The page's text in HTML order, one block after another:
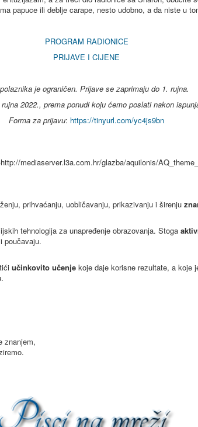
papuce ili deblje carape, nesto udobno, a da niste u
PROGRAM RADIONICE
PRIJAVE I CIJENE
je ograničen. Prijave se zaprimaju do 1. rujna.
2022., prema ponudi koju ćemo poslati nakon
Forma za prijavu: https://tinyurl.com/yc4js9bn
mediaserver.l3a.com.hr/glazba/aquilonis/
prihvaćanju, uobličavanju, prikazivanju i širenju
tehnologija za unapređenje obrazovanja. Stoga
poučavaju.
učinkovito učenje koje daje korisne rezultate, a koje
znanjem,